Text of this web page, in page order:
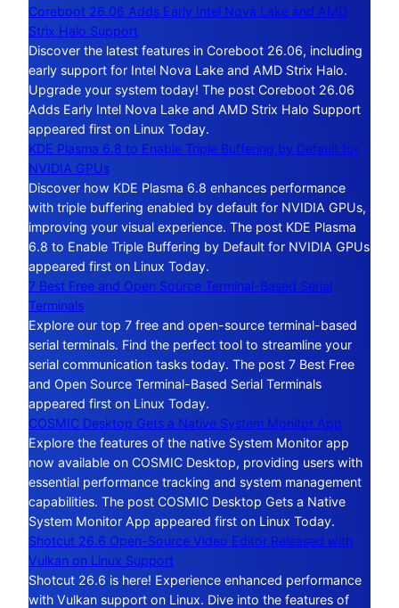
Coreboot 26.06 Adds Early Intel Nova Lake and AMD
Strix Halo Support
Discover the latest features in Coreboot 26.06, including
early support for Intel Nova Lake and AMD Strix Halo.
Upgrade your system today! The post Coreboot 26.06
Adds Early Intel Nova Lake and AMD Strix Halo Support
appeared first on Linux Today.
KDE Plasma 6.8 to Enable Triple Buffering by Default for
NVIDIA GPUs
Discover how KDE Plasma 6.8 enhances performance
with triple buffering enabled by default for NVIDIA GPUs,
improving your visual experience. The post KDE Plasma
6.8 to Enable Triple Buffering by Default for NVIDIA GPUs
appeared first on Linux Today.
7 Best Free and Open Source Terminal-Based Serial
Terminals
Explore our top 7 free and open-source terminal-based
serial terminals. Find the perfect tool to streamline your
serial communication tasks today. The post 7 Best Free
and Open Source Terminal-Based Serial Terminals
appeared first on Linux Today.
COSMIC Desktop Gets a Native System Monitor App
Explore the features of the native System Monitor app
now available on COSMIC Desktop, providing users with
essential performance tracking and system management
capabilities. The post COSMIC Desktop Gets a Native
System Monitor App appeared first on Linux Today.
Shotcut 26.6 Open-Source Video Editor Released with
Vulkan on Linux Support
Shotcut 26.6 is here! Experience enhanced performance
with Vulkan support on Linux. Dive into the features of